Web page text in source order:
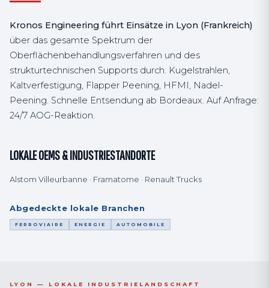
Kronos Engineering führt Einsätze in Lyon (Frankreich)
über das gesamte Spektrum der
Oberflächenbehandlungsverfahren und des
strukturtechnischen Supports durch. Kugelstrahlen,
Kaltverfestigung, Flapper Peening, HFMI, Nadel-
Peening. Schnelle Entsendung ab Bordeaux. Auf Anfrage:
24/7 AOG-Reaktion.
LOKALE OEMS & INDUSTRIESTANDORTE
Alstom Villeurbanne · Framatome · Renault Trucks
Abgedeckte lokale Branchen
FERROVIAIRE ENERGIE AUTOMOBILE
LYON — LOKALE INDUSTRIELANDSCHAFT